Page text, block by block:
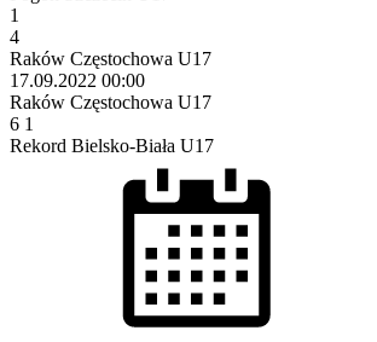
1
4
Raków Częstochowa U17
17.09.2022 00:00
Raków Częstochowa U17
6 1
Rekord Bielsko-Biała U17